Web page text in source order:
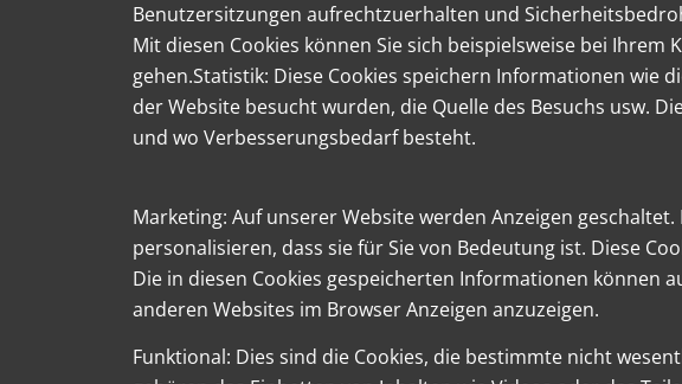
Benutzersitzungen aufrechtzuerhalten und
Mit diesen Cookies können Sie sich beispielsweise bei
gehen.Statistik: Diese Cookies speichern Informationen wie
der Website besucht wurden, die Quelle des Besuchs usw.
und wo Verbesserungsbedarf besteht.
Marketing: Auf unserer Website werden Anzeigen
personalisieren, dass sie für Sie von Bedeutung ist. Diese
Die in diesen Cookies gespeicherten Informationen können
anderen Websites im Browser Anzeigen anzuzeigen.
Funktional: Dies sind die Cookies, die bestimmte nicht